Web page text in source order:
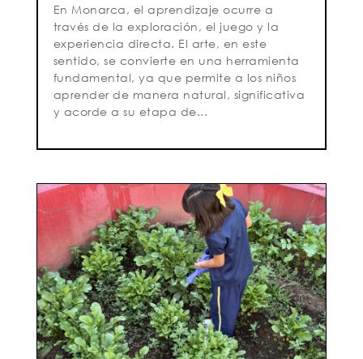
En Monarca, el aprendizaje ocurre a
través de la exploración, el juego y la
experiencia directa. El arte, en este
sentido, se convierte en una herramienta
fundamental, ya que permite a los niños
aprender de manera natural, significativa
y acorde a su etapa de...